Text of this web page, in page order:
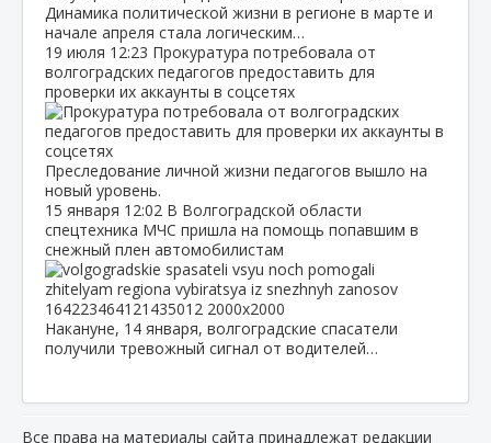
Динамика политической жизни в регионе в марте и
начале апреля стала логическим…
19 июля 12:23 Прокуратура потребовала от
волгоградских педагогов предоставить для
проверки их аккаунты в соцсетях
Преследование личной жизни педагогов вышло на
новый уровень.
15 января 12:02 В Волгоградской области
спецтехника МЧС пришла на помощь попавшим в
снежный плен автомобилистам
Накануне, 14 января, волгоградские спасатели
получили тревожный сигнал от водителей…
Все права на материалы сайта принадлежат редакции